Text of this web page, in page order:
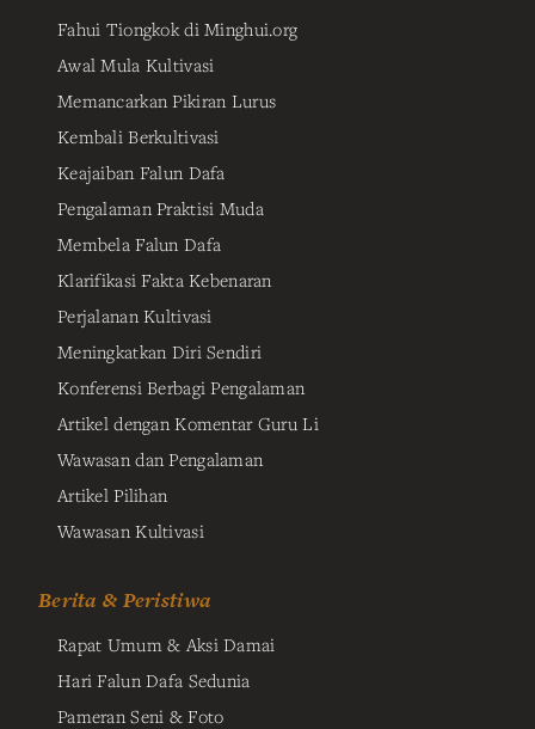
Fahui Tiongkok di Minghui.org
Awal Mula Kultivasi
Memancarkan Pikiran Lurus
Kembali Berkultivasi
Keajaiban Falun Dafa
Pengalaman Praktisi Muda
Membela Falun Dafa
Klarifikasi Fakta Kebenaran
Perjalanan Kultivasi
Meningkatkan Diri Sendiri
Konferensi Berbagi Pengalaman
Artikel dengan Komentar Guru Li
Wawasan dan Pengalaman
Artikel Pilihan
Wawasan Kultivasi
Berita & Peristiwa
Rapat Umum & Aksi Damai
Hari Falun Dafa Sedunia
Pameran Seni & Foto